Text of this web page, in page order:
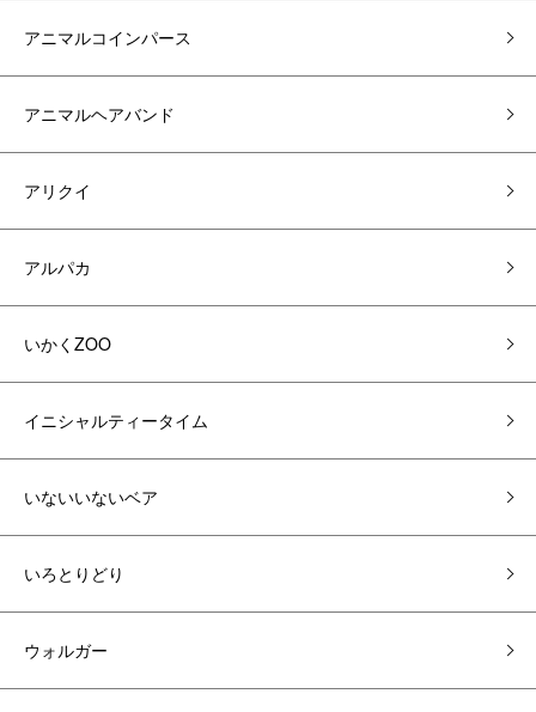
アニマルコインパース
アニマルヘアバンド
アリクイ
アルパカ
いかくZOO
イニシャルティータイム
いないいないベア
いろとりどり
ウォルガー